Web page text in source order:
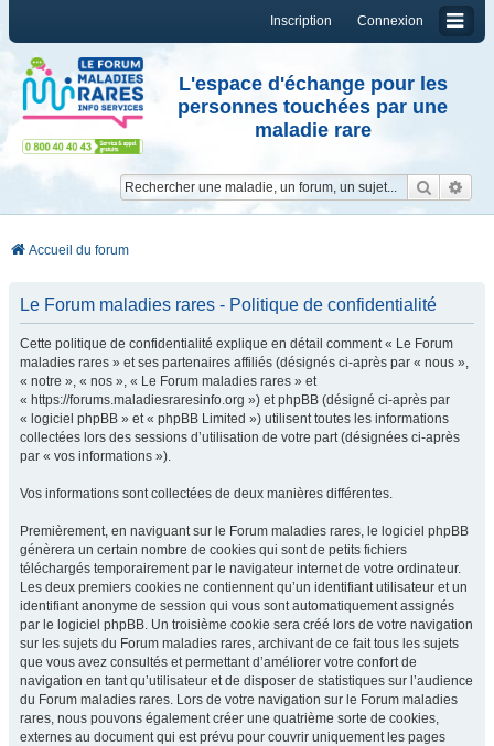
Connexion
Inscription
L'espace d'échange pour les
personnes touchées par une
maladie rare
Accueil du forum
Le Forum maladies rares - Politique de confidentialité
Cette politique de confidentialité explique en détail comment « Le Forum
maladies rares » et ses partenaires affiliés (désignés ci-après par « nous »,
« notre », « nos », « Le Forum maladies rares » et
« https://forums.maladiesraresinfo.org ») et phpBB (désigné ci-après par
« logiciel phpBB » et « phpBB Limited ») utilisent toutes les informations
collectées lors des sessions d’utilisation de votre part (désignées ci-après
par « vos informations »).
Vos informations sont collectées de deux manières différentes.
Premièrement, en naviguant sur le Forum maladies rares, le logiciel phpBB
génèrera un certain nombre de cookies qui sont de petits fichiers
téléchargés temporairement par le navigateur internet de votre ordinateur.
Les deux premiers cookies ne contiennent qu’un identifiant utilisateur et un
identifiant anonyme de session qui vous sont automatiquement assignés
par le logiciel phpBB. Un troisième cookie sera créé lors de votre navigation
sur les sujets du Forum maladies rares, archivant de ce fait tous les sujets
que vous avez consultés et permettant d’améliorer votre confort de
navigation en tant qu’utilisateur et de disposer de statistiques sur l’audience
du Forum maladies rares. Lors de votre navigation sur le Forum maladies
rares, nous pouvons également créer une quatrième sorte de cookies,
externes au document qui est prévu pour couvrir uniquement les pages